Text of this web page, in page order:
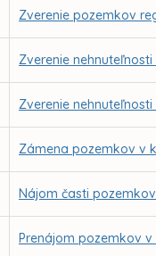
Zverenie pozemkov
Zverenie
Zverenie
Zámena pozemkov v
Nájom časti
Prenájom pozemkov